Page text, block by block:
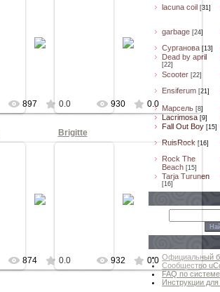
Концерт в клубе A2
Cпб
897 0.0
Концерт в клубе A2
Cпб
930 0.0
Концерт в клубе A2
Cпб
874 0.0
Brigitte
Концерт в клубе A2
Cпб
932 0.0
lacuna coil [31]
garbage [24]
Сурганова [13]
Dead by april
[22]
Scooter [22]
Ensiferum [21]
Марсель [8]
Lacrimosa [9]
Fall Out Boy [15]
RuisRock [16]
Rock The
Beach [15]
Tarja Turunen
[16]
Официальный
Сообщество
FAQ по системе
Инструкции